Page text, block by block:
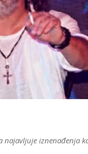
iznenađenja